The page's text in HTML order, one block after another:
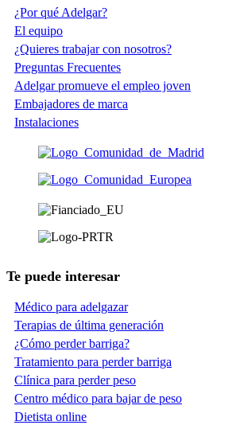
¿Por qué Adelgar?
El equipo
¿Quieres trabajar con nosotros?
Preguntas Frecuentes
Adelgar promueve el empleo joven
Embajadores de marca
Instalaciones
Te puede interesar
Médico para adelgazar
Terapias de última generación
¿Cómo perder barriga?
Tratamiento para perder barriga
Clínica para perder peso
Centro médico para bajar de peso
Dietista online